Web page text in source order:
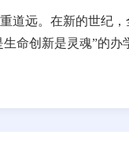
道远。在新的世纪
命创新是灵魂”的办